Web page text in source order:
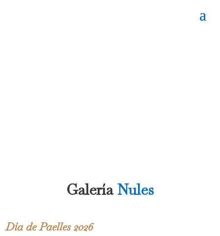
GaleríaNules
Día de Paelles 2026